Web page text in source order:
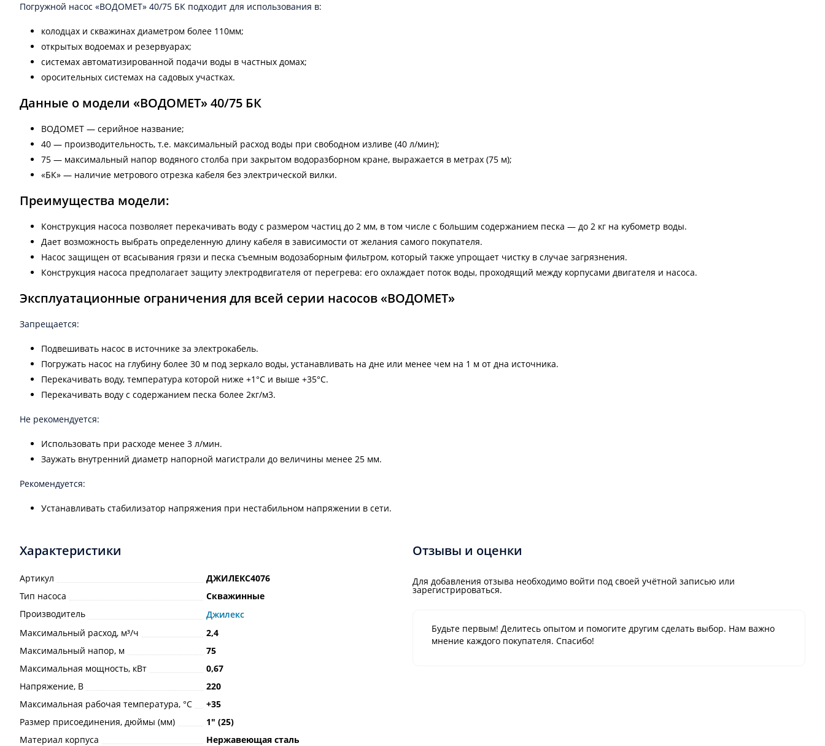
Погружной насос «ВОДОМЕТ» 40/75 БК подходит для использования в:
колодцах и скважинах диаметром более 110мм;
открытых водоемах и резервуарах;
системах автоматизированной подачи воды в частных домах;
оросительных системах на садовых участках.
Данные о модели «ВОДОМЕТ» 40/75 БК
ВОДОМЕТ — серийное название;
40 — производительность, т.е. максимальный расход воды при свободном изливе (40 л/мин);
75 — максимальный напор водяного столба при закрытом водоразборном кране, выражается в метрах (75 м);
«БК» — наличие метрового отрезка кабеля без электрической вилки.
Преимущества модели:
Конструкция насоса позволяет перекачивать воду с размером частиц до 2 мм, в том числе с большим содержанием песка — до 2 кг на кубометр воды.
Дает возможность выбрать определенную длину кабеля в зависимости от желания самого покупателя.
Насос защищен от всасывания грязи и песка съемным водозаборным фильтром, который также упрощает чистку в случае загрязнения.
Конструкция насоса предполагает защиту электродвигателя от перегрева: его охлаждает поток воды, проходящий между корпусами двигателя и насоса.
Эксплуатационные ограничения для всей серии насосов «ВОДОМЕТ»
Запрещается:
Подвешивать насос в источнике за электрокабель.
Погружать насос на глубину более 30 м под зеркало воды, устанавливать на дне или менее чем на 1 м от дна источника.
Перекачивать воду, температура которой ниже +1°С и выше +35°С.
Перекачивать воду с содержанием песка более 2кг/м3.
Не рекомендуется:
Использовать при расходе менее 3 л/мин.
Заужать внутренний диаметр напорной магистрали до величины менее 25 мм.
Рекомендуется:
Устанавливать стабилизатор напряжения при нестабильном напряжении в сети.
Характеристики
Артикул
ДЖИЛЕКС4076
Тип насоса
Скважинные
Производитель
Джилекс
Максимальный расход, м³/ч
2,4
Максимальный напор, м
75
Максимальная мощность, кВт
0,67
Напряжение, В
220
Максимальная рабочая температура, °С
+35
Размер присоединения, дюймы (мм)
1ʺ (25)
Материал корпуса
Нержавеющая сталь
Отзывы и оценки
Для добавления отзыва необходимо войти под своей учётной записью или
зарегистрироваться.
Будьте первым! Делитесь опытом и помогите другим сделать выбор. Нам важно
мнение каждого покупателя. Спасибо!